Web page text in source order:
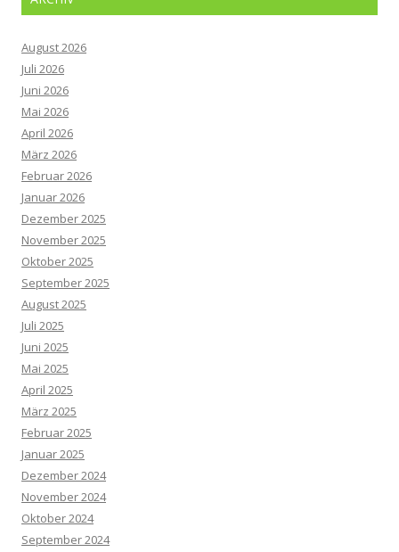
August 2026
Juli 2026
Juni 2026
Mai 2026
April 2026
März 2026
Februar 2026
Januar 2026
Dezember 2025
November 2025
Oktober 2025
September 2025
August 2025
Juli 2025
Juni 2025
Mai 2025
April 2025
März 2025
Februar 2025
Januar 2025
Dezember 2024
November 2024
Oktober 2024
September 2024